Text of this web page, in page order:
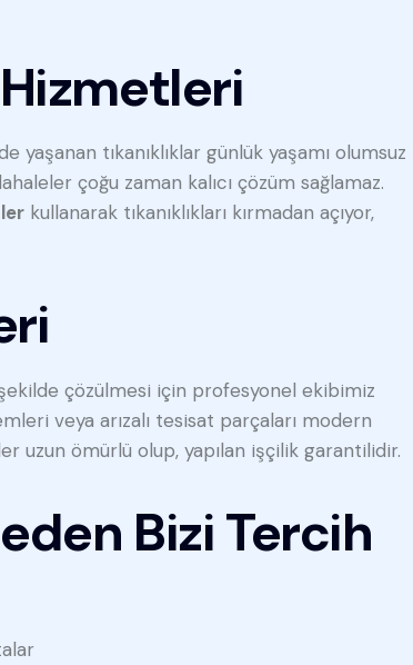
Hizmetleri
tıkanıklıklar günlük yaşamı olumsuz
çoğu zaman kalıcı çözüm sağlamaz.
kullanarak tıkanıklıkları kırmadan açıyor,
şekilde çözülmesi için profesyonel ekibimiz
veya arızalı tesisat parçaları modern
uzun ömürlü olup, yapılan işçilik garantilidir.
Bizi Tercih